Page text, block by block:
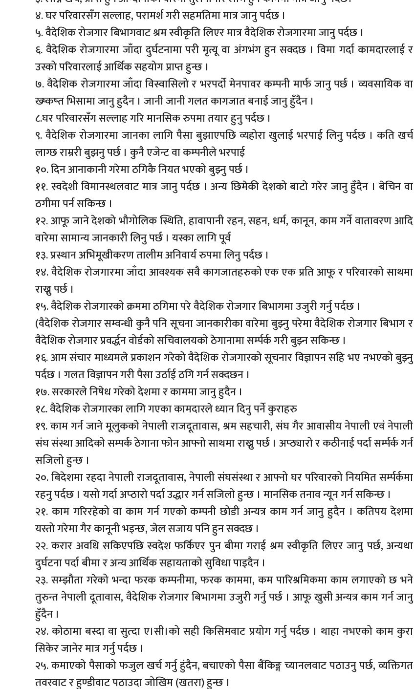
४. घर परिवारसँग सल्लाह, परामर्श गरी सहमतिमा मात्र जानु पर्दछ ।
५. वैदेशिक रोजगार बिभागवाट श्रम स्वीकृति लिएर मात्र वैदेशिक रोजगारमा जानु पर्दछ ।
६. वैदेशिक रोजगारमा जाँदा दुर्घटनामा परी मृत्यू वा अंगभंग हुन सक्दछ । विमा गर्दा कामदारलाई र
उस्को परिवारलाई आर्थिक सहयोग प्राप्त हुन्छ ।
७. वैदेशिक रोजगारमा जाँदा विस्वासिलो र भरपर्दो मेनपावर कम्पनी मार्फ जानु पर्छ । व्यवसायिक वा
ख्ष्कष्त भिसामा जानु हुदैन । जानी जानी गलत कागजात बनाई जानु हुँदैन ।
८.घर परिवारसँग सल्लाह गरि मानसिक रुपमा तयार हुनु पर्दछ ।
९. वैदेशिक रोजगारमा जानका लागि पैसा बुझाएपछि व्यहोरा खुलाई भरपाई लिनु पर्दछ । कति खर्च
लाग्छ राम्ररी बुझनु पर्छ । कुनै एजेन्ट वा कम्पनीले भरपाई
१०. दिन आनाकानी गरेमा ठगिकै नियत भएको बुझ्नु पर्छ ।
११. स्वदेशी विमानस्थलवाट मात्र जानु पर्दछ । अन्य छिमेकी देशको बाटो गरेर जानु हुँदैन । बेचिन वा
ठगीमा पर्न सकिन्छ ।
१२. आफू जाने देशको भौगोलिक स्थिति, हावापानी रहन, सहन, धर्म, कानून, काम गर्ने वातावरण आदि
वारेमा सामान्य जानकारी लिनु पर्छ । यस्का लागि पूर्व
१३. प्रस्थान अभिमूखीकरण तालीम अनिवार्य रुपमा लिनु पर्दछ ।
१४. वैदेशिक रोजगारमा जाँदा आवश्यक सवै कागजातहरुको एक एक प्रति आफू र परिवारको साथमा
राख्नु पर्छ ।
१५. वैदेशिक रोजगारको क्रममा ठगिमा परे वैदेशिक रोजगार बिभागमा उजुरी गर्नु पर्दछ ।
(वैदेशिक रोजगार सम्वन्धी कुनै पनि सूचना जानकारीका वारेमा बुझ्नु परेमा वैदेशिक रोजगार बिभाग र
वैदेशिक रोजगार प्रवर्द्धन वोर्डको सचिवालयको ठेगानामा सर्म्पर्क गरी बुझ्न सकिन्छ ।
१६. आम संचार माध्यमले प्रकाशन गरेको वैदेशिक रोजगारको सूचनार विज्ञापन सहि भए नभएको बुझ्नु
पर्दछ । गलत विज्ञापन गरी पैसा उर्ठाई ठगि गर्न सक्दछन ।
१७. सरकारले निषेध गरेको देशमा र काममा जानु हुदैन ।
१८. वैदेशिक रोजगारका लागि गएका कामदारले ध्यान दिनु पर्ने कुराहरु
१९. काम गर्न जाने मूलुकको नेपाली राजदूतावास, श्रम सहचारी, संघ गैर आवासीय नेपाली एवं नेपाली
संघ संस्था आदिको सम्पर्क ठेगाना फोन आफ्नो साथमा राख्नु पर्छ । अप्ठ्यारो र कठीनाई पर्दा सर्म्पर्क गर्न
सजिलो हुन्छ ।
२०. बिदेशमा रहदा नेपाली राजदूतावास, नेपाली संघसंस्था र आफ्नो घर परिवारको नियमित सर्म्पर्कमा
रहनु पर्दछ । यसो गर्दा अप्ठारो पर्दा उद्धार गर्न सजिलो हुन्छ । मानसिक तनाव न्यून गर्न सकिन्छ ।
२१. काम गरिरहेको वा काम गर्न गएको कम्पनी छोडी अन्यत्र काम गर्न जानु हुदैन । कतिपय देशमा
यस्तो गरेमा गैर कानूनी भइन्छ, जेल सजाय पनि हुन सक्दछ ।
२२. करार अवधि सकिएपछि स्वदेश फर्किएर पुन बीमा गराई श्रम स्वीकृति लिएर जानु पर्छ, अन्यथा
दुर्घटना पर्दा बीमा र अन्य आर्थिक सहायताको सुविधा पाइदैन ।
२३. सम्झौता गरेको भन्दा फरक कम्पनीमा, फरक काममा, कम पारिश्रमिकमा काम लगाएको छ भने
तुरुन्त नेपाली दूतावास, वैदेशिक रोजगार बिभागमा उजुरी गर्नु पर्छ । आफू खुसी अन्यत्र काम गर्न जानु
हुँदैन ।
२४. कोठामा बस्दा वा सुत्दा ए।सी।को सही किसिमवाट प्रयोग गर्नु पर्दछ । थाहा नभएको काम कुरा
सिकेर जानेर मात्र गर्नु पर्दछ ।
२५. कमाएको पैसाको फजुल खर्च गर्नु हुंदैन, बचाएको पैसा बैंकिङ्ग च्यानलवाट पठाउनु पर्छ, व्यक्तिगत
तवरवाट र हुण्डीवाट पठाउदा जोखिम (खतरा) हुन्छ ।